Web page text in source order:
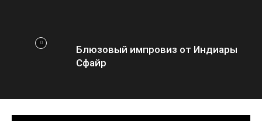
Блюзовый импровиз от Индиары
Сфайр